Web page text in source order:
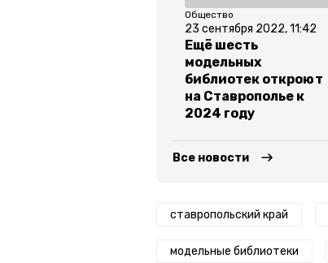
Общество
23 сентября 2022, 11:42
Ещё шесть
модельных
библиотек откроют
на Ставрополье к
2024 году
Все новости
ставропольский край
модельные библиотеки